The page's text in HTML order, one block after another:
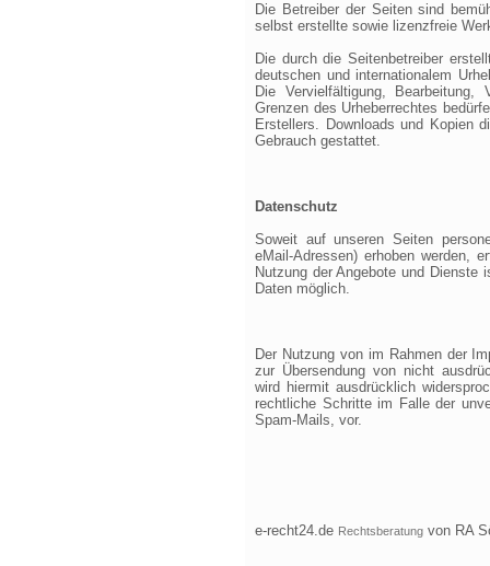
Die Betreiber der Seiten sind
selbst erstellte sowie lizenzfreie
Die durch die Seitenbetreiber
deutschen und internationalem
Die Vervielfältigung,
Grenzen des Urheberrechtes
Erstellers. Downloads und Kopien
Gebrauch gestattet.
Datenschutz
Soweit auf unseren Seiten
eMail-Adressen) erhoben werden,
Nutzung der Angebote und Dienste
Daten möglich.
Der Nutzung von im Rahmen der
zur Übersendung von nicht
wird hiermit ausdrücklich
rechtliche Schritte im Falle der
Spam-Mails, vor.
e-recht24.de Rechtsberatung von RA